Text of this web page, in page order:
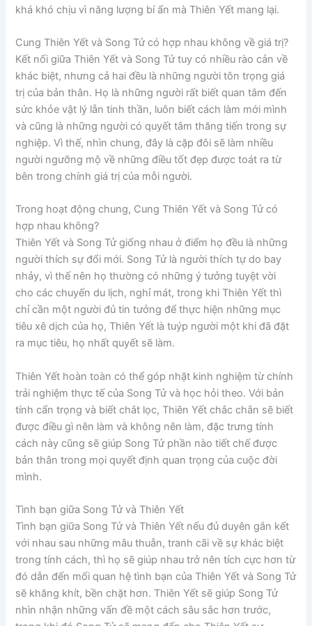
khá khó chịu vì năng lượng bí ẩn mà Thiên Yết mang lại.
Cung Thiên Yết và Song Tử có hợp nhau không về giá trị?
Kết nối giữa Thiên Yết và Song Tử tuy có nhiều rào cản về
khác biệt, nhưng cả hai đều là những người tôn trọng giá
trị của bản thân. Họ là những người rất biết quan tâm đến
sức khỏe vật lý lẫn tinh thần, luôn biết cách làm mới mình
và cũng là những người có quyết tâm thăng tiến trong sự
nghiệp. Vì thế, nhìn chung, đây là cặp đôi sẽ làm nhiều
người ngưỡng mộ về những điều tốt đẹp được toát ra từ
bên trong chính giá trị của mỗi người.
Trong hoạt động chung, Cung Thiên Yết và Song Tử có
hợp nhau không?
Thiên Yết và Song Tử giống nhau ở điểm họ đều là những
người thích sự đổi mới. Song Tử là người thích tự do bay
nhảy, vì thế nên họ thường có những ý tưởng tuyệt vời
cho các chuyến du lịch, nghỉ mát, trong khi Thiên Yết thì
chỉ cần một người đủ tin tưởng để thực hiện những mục
tiêu xê dịch của họ, Thiên Yết là tuýp người một khi đã đặt
ra mục tiêu, họ nhất quyết sẽ làm.
Thiên Yết hoàn toàn có thể góp nhặt kinh nghiệm từ chính
trải nghiệm thực tế của Song Tử và học hỏi theo. Với bản
tính cẩn trọng và biết chắt lọc, Thiên Yết chắc chắn sẽ biết
được điều gì nên làm và không nên làm, đặc trưng tính
cách này cũng sẽ giúp Song Tử phần nào tiết chế được
bản thân trong mọi quyết định quan trọng của cuộc đời
mình.
Tình bạn giữa Song Tử và Thiên Yết
Tình bạn giữa Song Tử và Thiên Yết nếu đủ duyên gắn kết
với nhau sau những mâu thuẫn, tranh cãi về sự khác biệt
trong tính cách, thì họ sẽ giúp nhau trở nên tích cực hơn từ
đó dẫn đến mối quan hệ tình bạn của Thiên Yết và Song Tử
sẽ khăng khít, bền chặt hơn. Thiên Yết sẽ giúp Song Tử
nhìn nhận những vấn đề một cách sâu sắc hơn trước,